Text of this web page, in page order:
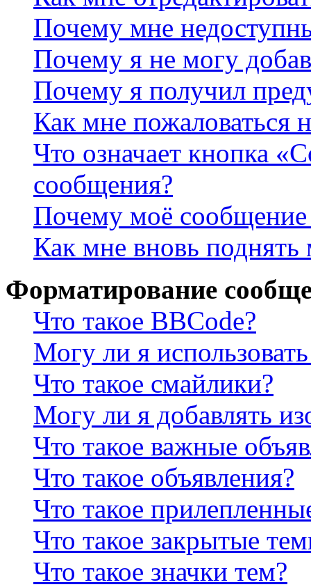
Почему мне
Почему я не могу
Почему я получил
Как мне пожаловаться
Что означает кнопка
сообщения?
Почему моё сообщение
Как мне вновь
Форматирование
Что такое BBCode?
Могу ли я
Что такое смайлики?
Могу ли я добавлять
Что такое важные
Что такое объявления?
Что такое
Что такое закрытые
Что такое значки тем?